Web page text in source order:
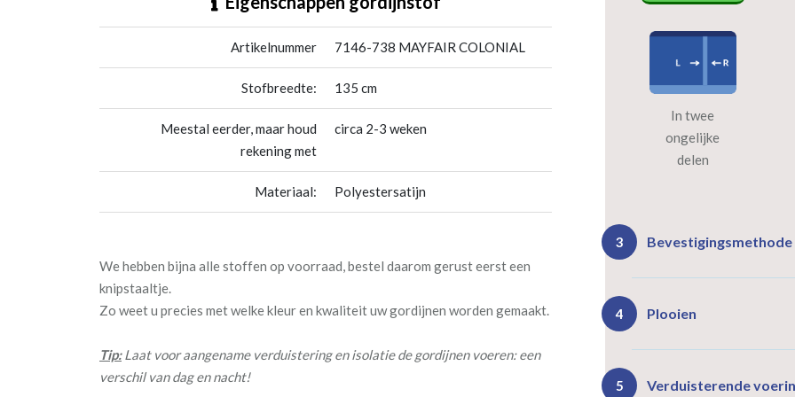
Artikelnummer 7146-738 MAYFAIR COLONIAL
Stofbreedte: 135 cm
Meestal eerder, maar houd
rekening met
circa 2-3 weken
Materiaal: Polyestersatijn
We hebben bijna alle stoffen op voorraad, bestel daarom gerust eerst een
knipstaaltje.
Zo weet u precies met welke kleur en kwaliteit uw gordijnen worden gemaakt.
Tip:Laat voor aangename verduistering en isolatie de gordijnen voeren: een
verschil van dag en nacht!
In twee
ongelijke
delen
3 Bevestigingsmethode
Rails
4 Plooien
5 Verduisterende